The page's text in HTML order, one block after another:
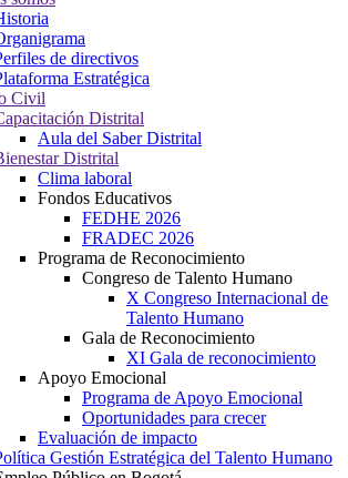
de directivos
Estratégica
Civil
Distrital
Aula del Saber Distrital
Distrital
Clima laboral
Fondos Educativos
FEDHE 2026
FRADEC 2026
Programa de Reconocimiento
Congreso de Talento Humano
X Congreso Internacional de
Talento Humano
Gala de Reconocimiento
XI Gala de reconocimiento
Apoyo Emocional
Programa de Apoyo Emocional
Oportunidades para crecer
Evaluación de impacto
Gestión Estratégica del Talento Humano